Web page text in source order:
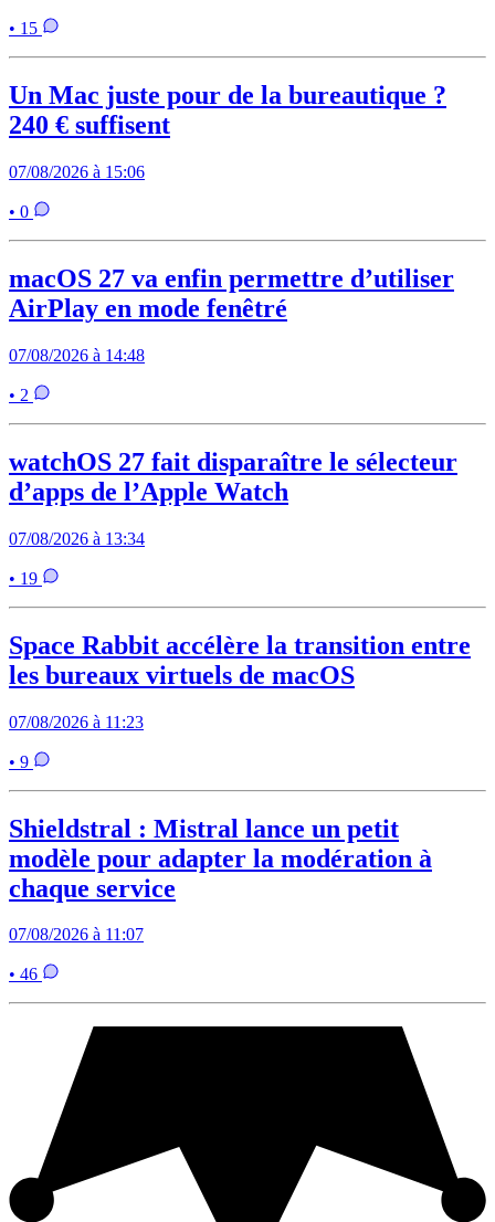
• 15
Un Mac juste pour de la bureautique ?
240 € suffisent
07/08/2026 à 15:06
• 0
macOS 27 va enfin permettre d’utiliser
AirPlay en mode fenêtré
07/08/2026 à 14:48
• 2
watchOS 27 fait disparaître le sélecteur
d’apps de l’Apple Watch
07/08/2026 à 13:34
• 19
Space Rabbit accélère la transition entre
les bureaux virtuels de macOS
07/08/2026 à 11:23
• 9
Shieldstral : Mistral lance un petit
modèle pour adapter la modération à
chaque service
07/08/2026 à 11:07
• 46